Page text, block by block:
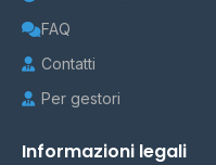
FAQ
Contatti
Per gestori
Informazioni legali